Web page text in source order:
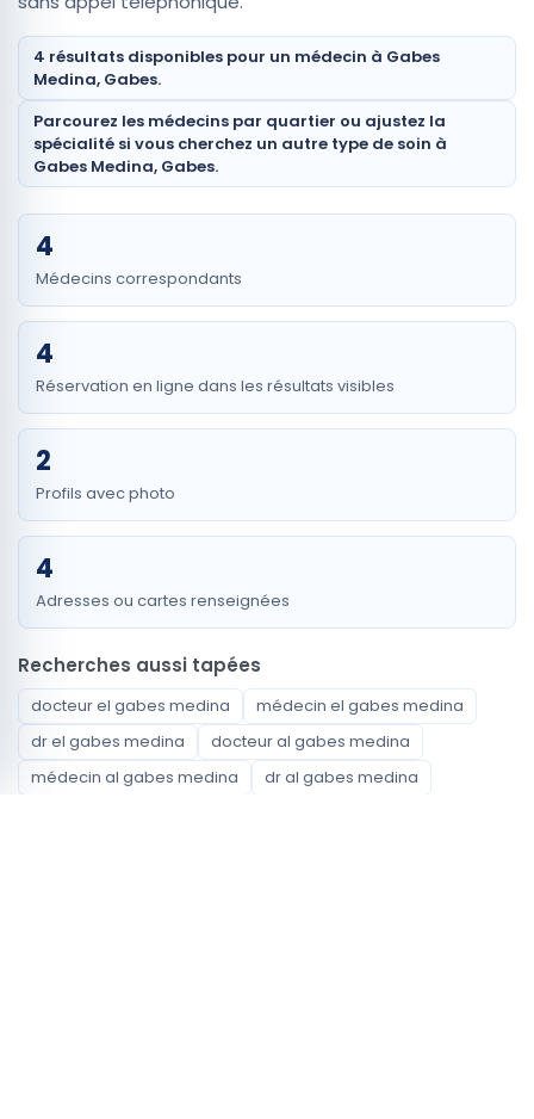
4 résultats disponibles pour un médecin à Gabes
Medina, Gabes.
Parcourez les médecins par quartier ou ajustez la
spécialité si vous cherchez un autre type de soin à
Gabes Medina, Gabes.
4
Médecins correspondants
4
Réservation en ligne dans les résultats visibles
2
Profils avec photo
4
Adresses ou cartes renseignées
Recherches aussi tapées
docteur el gabes medina
médecin el gabes medina
dr el gabes medina
docteur al gabes medina
médecin al gabes medina
dr al gabes medina